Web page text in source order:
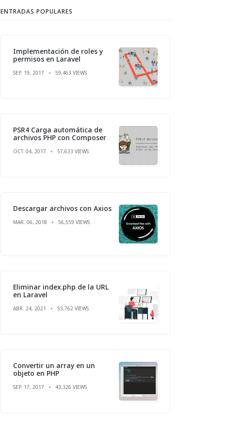
ENTRADAS POPULARES
Implementación de roles y
permisos en Laravel
SEP. 19, 2017 59,463 VIEWS
PSR4 Carga automática de
archivos PHP con Composer
OCT. 04, 2017 57,633 VIEWS
Descargar archivos con Axios
MAR. 06, 2018 56,559 VIEWS
Eliminar index.php de la URL
en Laravel
ABR. 24, 2021 53,762 VIEWS
Convertir un array en un
objeto en PHP
SEP. 17, 2017 43,326 VIEWS